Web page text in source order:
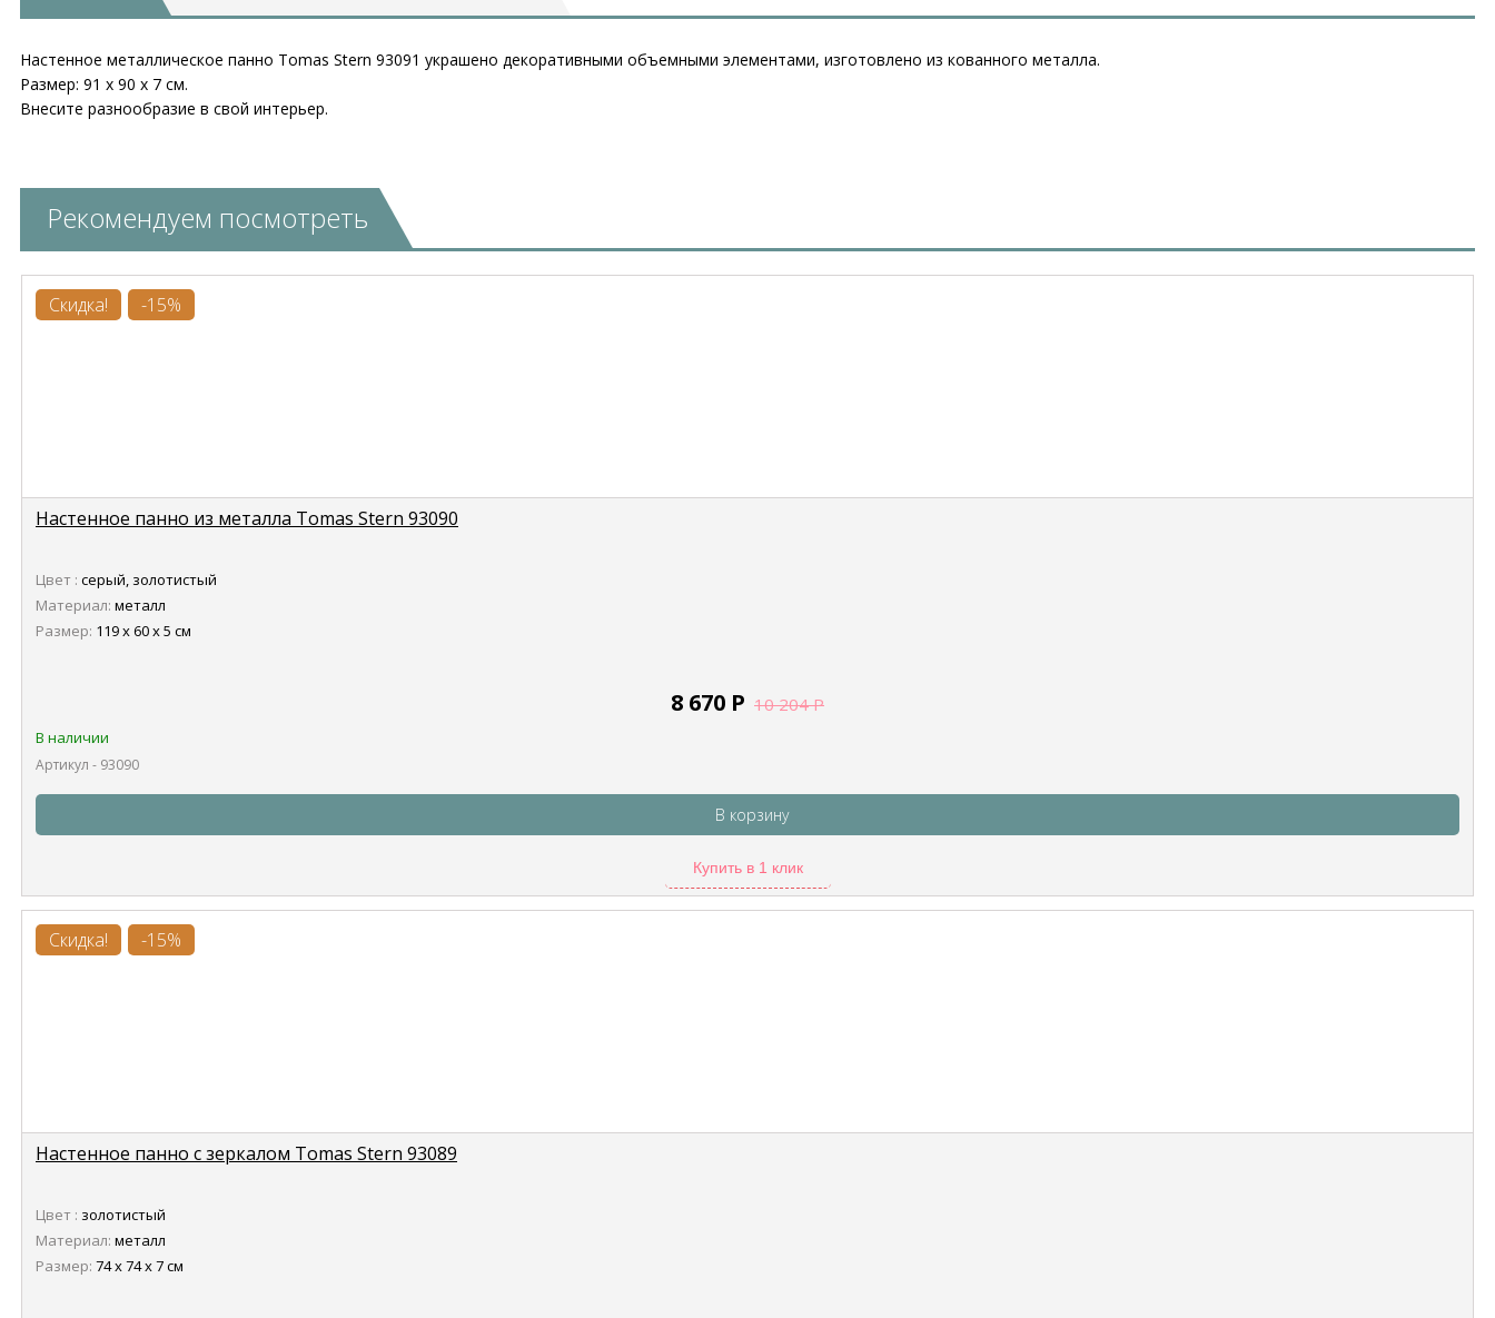
Настенное металлическое панно Tomas Stern 93091 украшено декоративными объемными элементами, изготовлено из кованного металла.
Размер: 91 х 90 х 7 см.
Внесите разнообразие в свой интерьер.
Рекомендуем посмотреть
Скидка! -15%
Настенное панно из металла Tomas Stern 93090
Цвет : серый, золотистый
Материал: металл
Размер: 119 х 60 х 5 см
8 670 Р 10 204Р
В наличии
Артикул - 93090
В корзину
Купить в 1 клик
Скидка! -15%
Настенное панно с зеркалом Tomas Stern 93089
Цвет : золотистый
Материал: металл
Размер: 74 х 74 х 7 см